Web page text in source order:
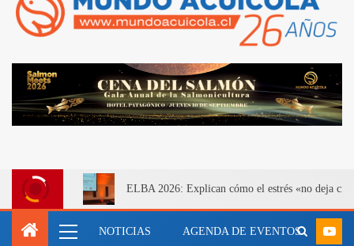
ELBA 2026: Explican cómo el estrés «no deja
NOTICIAS AGENDA DE EVENTOS